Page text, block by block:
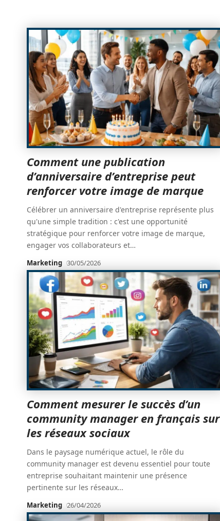
Comment une publication
d’anniversaire d’entreprise peut
renforcer votre image de marque
Célébrer un anniversaire d'entreprise représente plus
qu'une simple tradition : c'est une opportunité
stratégique pour renforcer votre image de marque,
engager vos collaborateurs et…
Marketing 30/05/2026
Comment mesurer le succès d’un
community manager en français sur
les réseaux sociaux
Dans le paysage numérique actuel, le rôle du
community manager est devenu essentiel pour toute
entreprise souhaitant maintenir une présence
pertinente sur les réseaux…
Marketing 26/04/2026